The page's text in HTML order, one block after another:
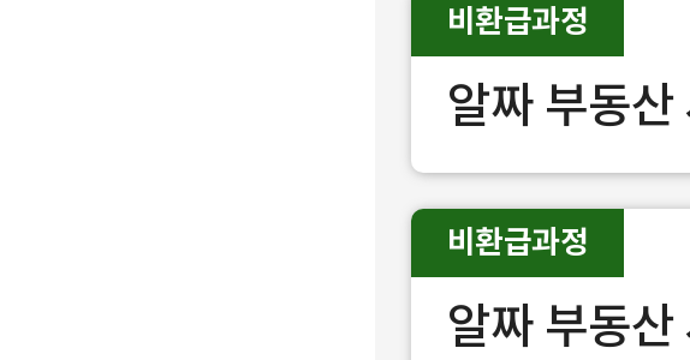
알짜 부동
비환급과정
알짜 부동
비환급과정